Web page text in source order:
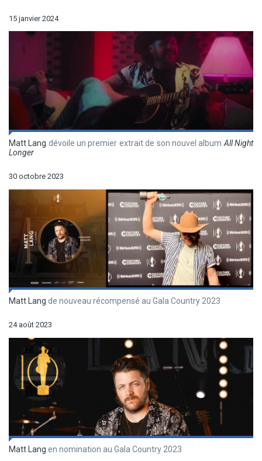
15 janvier 2024
Matt Lang dévoile un premier extrait de son nouvel album All Night
Longer
30 octobre 2023
Matt Lang de nouveau récompensé au Gala Country 2023
24 août 2023
Matt Lang en nomination au Gala Country 2023